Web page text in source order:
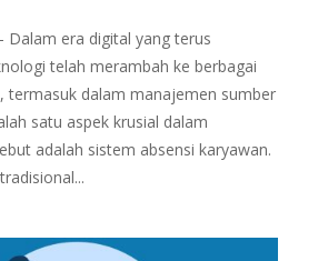
Dalam era digital yang terus
telah merambah ke berbagai
termasuk dalam manajemen sumber
satu aspek krusial dalam
adalah sistem absensi karyawan.